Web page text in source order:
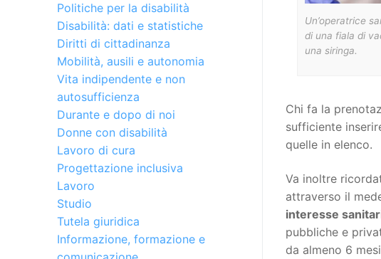
Un’operatrice
di una fiala di
una siringa.
Chi fa la
sufficiente
quelle in elenco.
Va inoltre
attraverso il
interesse
pubbliche e
da almeno 6
Politiche per la disabilità
Disabilità: dati e statistiche
Diritti di cittadinanza
Mobilità, ausili e autonomia
Vita indipendente e non
autosufficienza
Durante e dopo di noi
Donne con disabilità
Lavoro di cura
Progettazione inclusiva
Lavoro
Studio
Tutela giuridica
Informazione, formazione e